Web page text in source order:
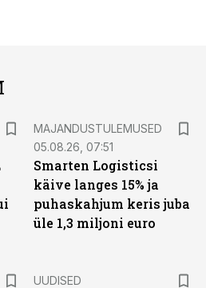
MAJANDUSTULEMUSED
05.08.26, 07:51
Smarten Logisticsi
käive langes 15% ja
puhaskahjum keris juba
üle 1,3 miljoni euro
UUDISED